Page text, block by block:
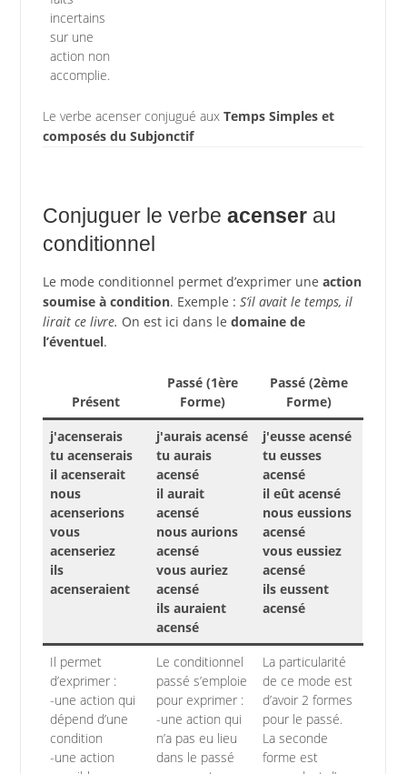
incertains
sur une
action non
accomplie.
Le verbe acenser conjugué aux Temps Simples et
composés du Subjonctif
Conjuguer le verbe acenserau
conditionnel
Le mode conditionnel permet d’exprimer une action
soumise à condition. Exemple : S’il avait le temps, il
lirait ce livre. On est ici dans le domaine de
l’éventuel.
Présent
Passé (1ère
Forme)
Passé (2ème
Forme)
j'acenserais
tu acenserais
il acenserait
nous
acenserions
vous
acenseriez
ils
acenseraient
j'aurais acensé
tu aurais
acensé
il aurait
acensé
nous aurions
acensé
vous auriez
acensé
ils auraient
acensé
j'eusse acensé
tu eusses
acensé
il eût acensé
nous eussions
acensé
vous eussiez
acensé
ils eussent
acensé
Il permet
d’exprimer :
-une action qui
dépend d’une
condition
-une action
Le conditionnel
passé s’emploie
pour exprimer :
-une action qui
n’a pas eu lieu
dans le passé
La particularité
de ce mode est
d’avoir 2 formes
pour le passé.
La seconde
forme est